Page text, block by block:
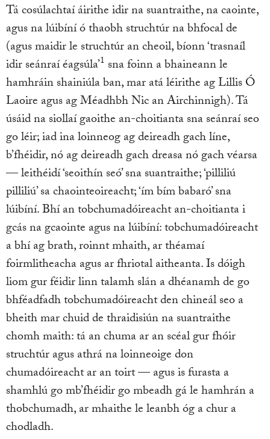
Tá cosúlachtaí áirithe idir na suantraithe, na caointe,
agus na lúibíní ó thaobh struchtúr na bhfocal de
(agus maidir le struchtúr an cheoil, bíonn ‘trasnaíl
idir seánraí éagsúla’1 sna foinn a bhaineann le
hamhráin shainiúla ban, mar atá léirithe ag Lillis Ó
Laoire agus ag Méadhbh Nic an Airchinnigh). Tá
úsáid na siollaí gaoithe an-choitianta sna seánraí seo
go léir; iad ina loinneog ag deireadh gach líne,
b’fhéidir, nó ag deireadh gach dreasa nó gach véarsa
— leithéidí ‘seoithín seó’ sna suantraithe; ‘pilliliú
pilliliú’ sa chaointeoireacht; ‘ím bím babaró’ sna
lúibíní. Bhí an tobchumadóireacht an-choitianta i
gcás na gcaointe agus na lúibíní: tobchumadóireacht
a bhí ag brath, roinnt mhaith, ar théamaí
foirmlitheacha agus ar fhriotal aitheanta. Is dóigh
liom gur féidir linn talamh slán a dhéanamh de go
bhféadfadh tobchumadóireacht den chineál seo a
bheith mar chuid de thraidisiún na suantraithe
chomh maith: tá an chuma ar an scéal gur fhóir
struchtúr agus athrá na loinneoige don
chumadóireacht ar an toirt — agus is furasta a
shamhlú go mb’fhéidir go mbeadh gá le hamhrán a
thobchumadh, ar mhaithe le leanbh óg a chur a
chodladh.